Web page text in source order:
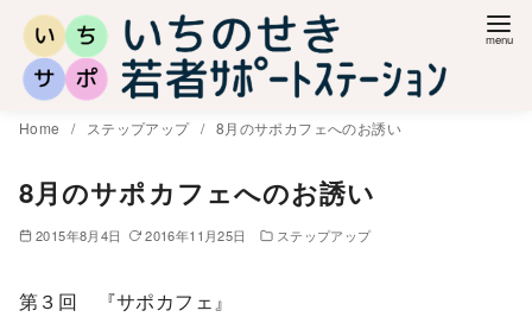
Home ステップアップ 8月のサポカフェへのお誘い
8月のサポカフェへのお誘い
2015年8月4日 2016年11月25日 ステップアップ
第３回 『サポカフェ』